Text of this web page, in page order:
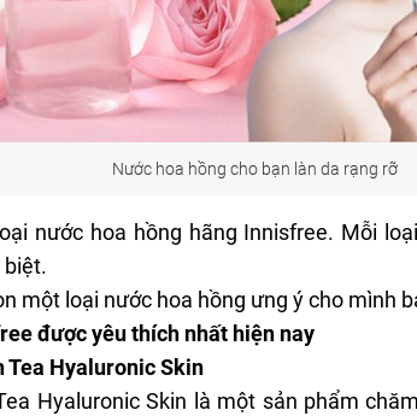
Nước hoa hồng cho bạn làn da rạng rỡ
nước hoa hồng hãng Innisfree. Mỗi
một loại nước hoa hồng ưng ý cho mình
được yêu thích nhất hiện nay
Tea Hyaluronic Skin
Hyaluronic Skin là một sản phẩm